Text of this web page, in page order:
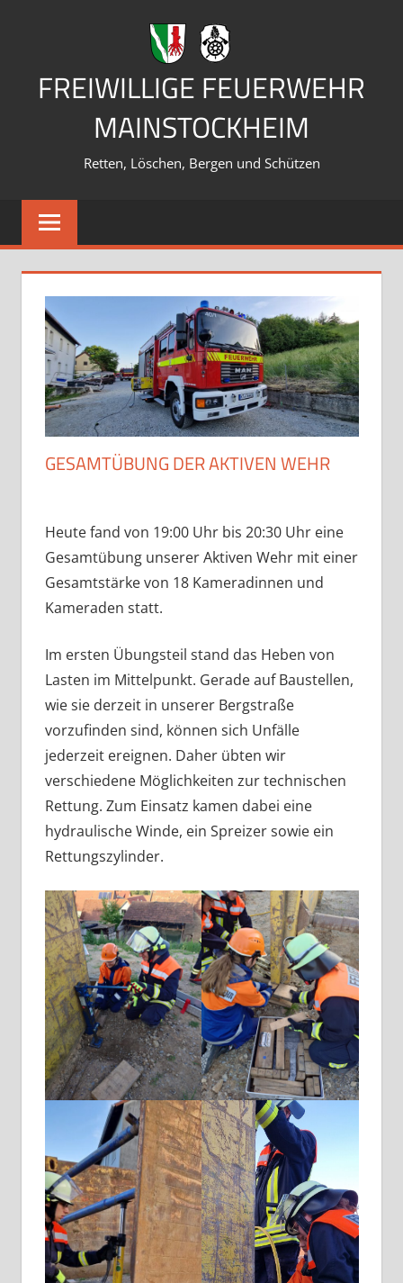
FREIWILLIGE FEUERWEHR
MAINSTOCKHEIM
Retten, Löschen, Bergen und Schützen
GESAMTÜBUNG DER AKTIVEN WEHR
Heute fand von 19:00 Uhr bis 20:30 Uhr eine
Gesamtübung unserer Aktiven Wehr mit einer
Gesamtstärke von 18 Kameradinnen und
Kameraden statt.
Im ersten Übungsteil stand das Heben von
Lasten im Mittelpunkt. Gerade auf Baustellen,
wie sie derzeit in unserer Bergstraße
vorzufinden sind, können sich Unfälle
jederzeit ereignen. Daher übten wir
verschiedene Möglichkeiten zur technischen
Rettung. Zum Einsatz kamen dabei eine
hydraulische Winde, ein Spreizer sowie ein
Rettungszylinder.